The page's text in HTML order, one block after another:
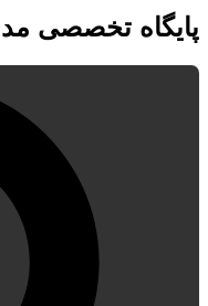
پایگاه تخصصی